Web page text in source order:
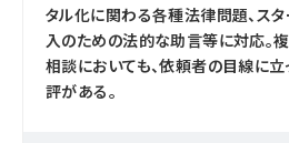
タル化に関わる各種法律問題、ス
入のための法的な助言等に対応。
相談においても、依頼者の目線に
評がある。